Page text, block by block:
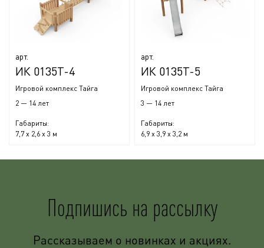
арт.
ИК 0135Т-4
Игровой комплекс Тайга
2 — 14 лет
Габариты:
7,7 x 2,6 x 3 м
арт.
ИК 0135Т-5
Игровой комплекс Тайга
3 — 14 лет
Габариты:
6,9 x 3,9 x 3,2 м
Подпишись на рассылку
Рассказываем о новинках и акциях.